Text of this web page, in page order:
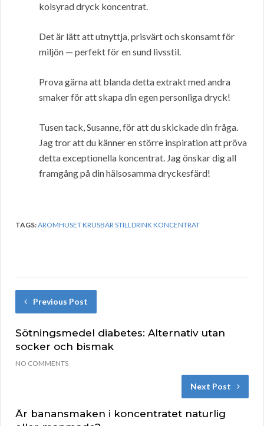
kolsyrad dryck koncentrat.
Det är lätt att utnyttja, prisvärt och skonsamt för
miljön — perfekt för en sund livsstil.
Prova gärna att blanda detta extrakt med andra
smaker för att skapa din egen personliga dryck!
Tusen tack, Susanne, för att du skickade din fråga.
Jag tror att du känner en större inspiration att pröva
detta exceptionella koncentrat. Jag önskar dig all
framgång på din hälsosamma dryckesfärd!
TAGS:AROMHUSET KRUSBÄR STILLDRINK KONCENTRAT
Previous Post
Sötningsmedel diabetes: Alternativ utan
socker och bismak
NO COMMENTS
Next Post
Är banansmaken i koncentratet naturlig